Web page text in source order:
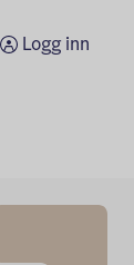
Logg inn